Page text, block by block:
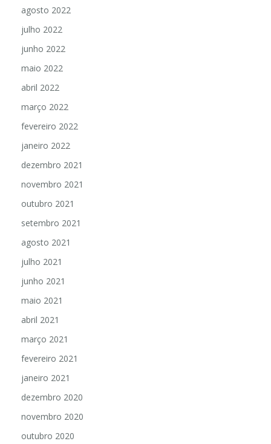
agosto 2022
julho 2022
junho 2022
maio 2022
abril 2022
março 2022
fevereiro 2022
janeiro 2022
dezembro 2021
novembro 2021
outubro 2021
setembro 2021
agosto 2021
julho 2021
junho 2021
maio 2021
abril 2021
março 2021
fevereiro 2021
janeiro 2021
dezembro 2020
novembro 2020
outubro 2020